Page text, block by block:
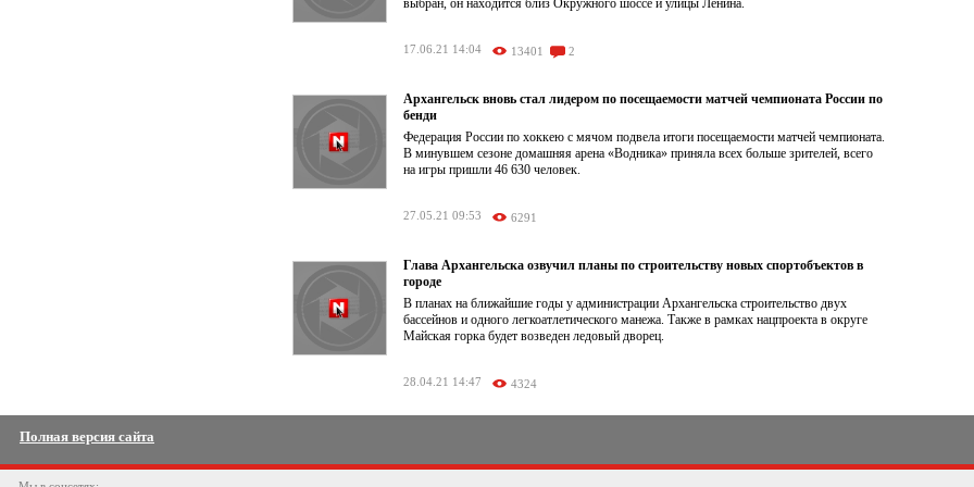
17.06.21 14:04 13401 2
Архангельск вновь стал лидером по посещаемости матчей чемпионата России по
бенди
Федерация России по хоккею с мячом подвела итоги посещаемости матчей чемпионата.
В минувшем сезоне домашняя арена «Водника» приняла всех больше зрителей, всего
на игры пришли 46 630 человек.
27.05.21 09:53 6291
Глава Архангельска озвучил планы по строительству новых спортобъектов в
городе
В планах на ближайшие годы у администрации Архангельска строительство двух
бассейнов и одного легкоатлетического манежа. Также в рамках нацпроекта в округе
Майская горка будет возведен ледовый дворец.
28.04.21 14:47 4324
Полная версия сайта